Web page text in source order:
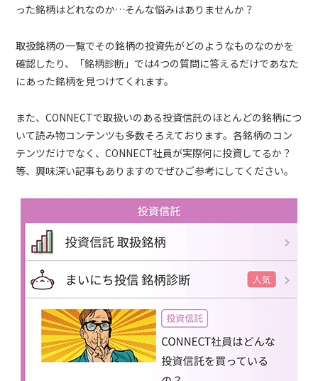
った銘柄はどれなのか…そんな悩みはありませんか？
取扱銘柄の一覧でその銘柄の投資先がどのようなものなのかを
確認したり、「銘柄診断」では4つの質問に答えるだけであなた
にあった銘柄を見つけてくれます。
また、CONNECTで取扱いのある投資信託のほとんどの銘柄につ
いて読み物コンテンツも多数そろえております。各銘柄のコン
テンツだけでなく、CONNECT社員が実際何に投資してるか？
等、興味深い記事もありますのでぜひご参考にしてください。